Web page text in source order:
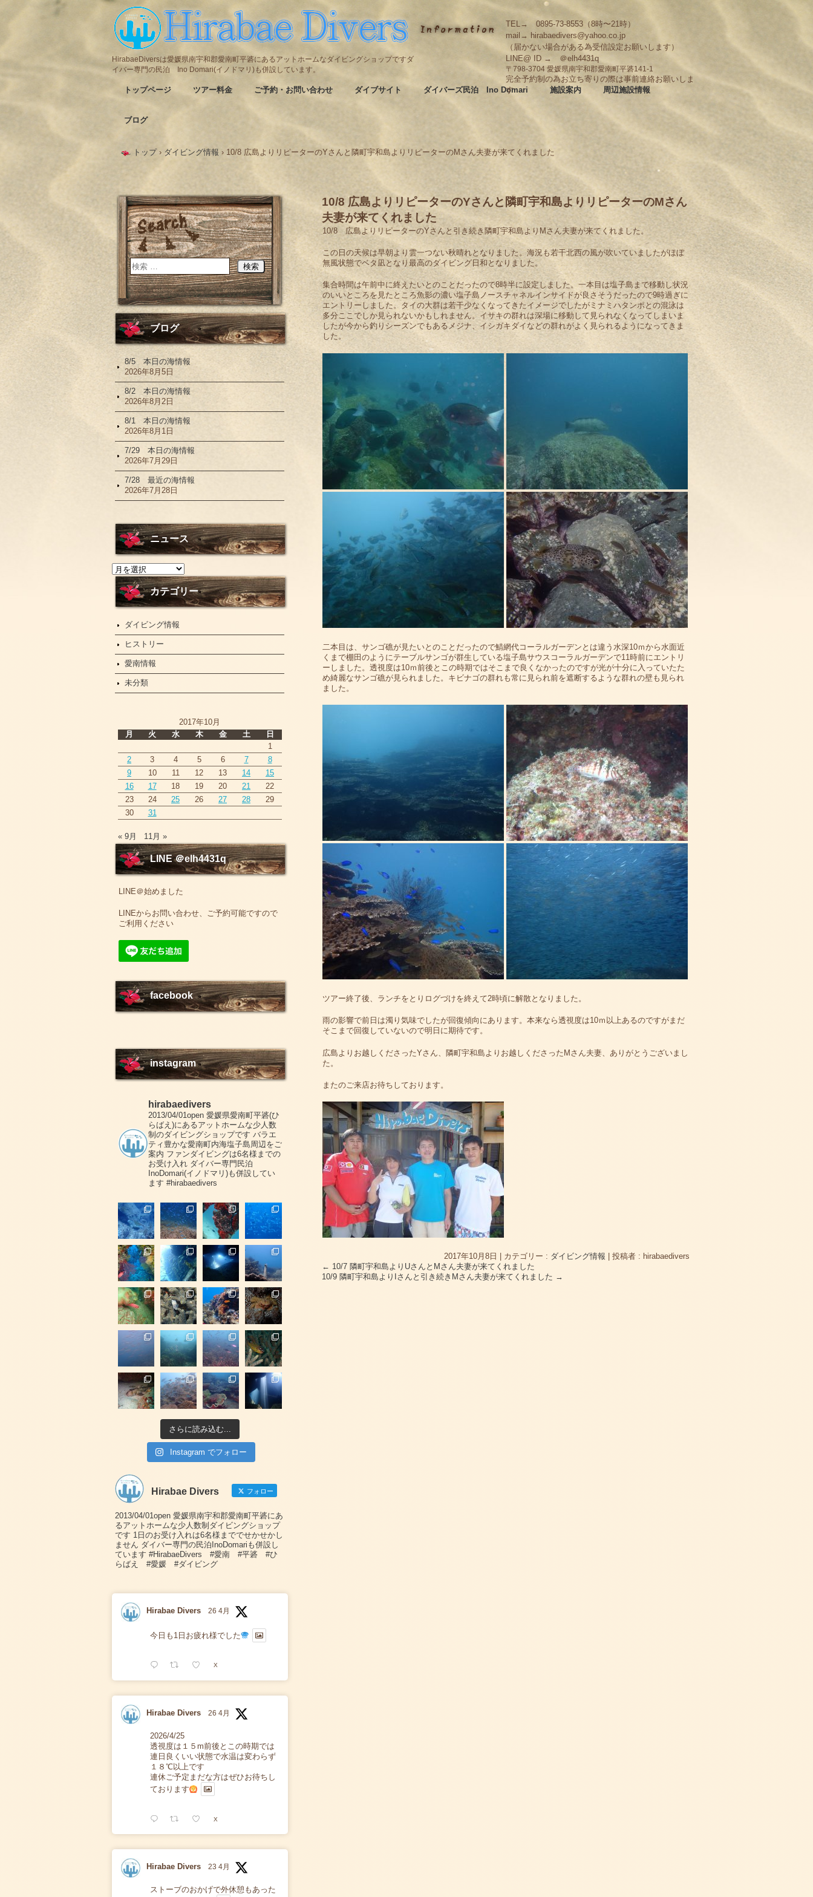
HirabaeDiversは愛媛県南宇和郡愛南町平碆にあるアットホームなダイビングショップですダ
イバー専門の民泊 Ino Domari(イノドマリ)も併設しています。
TEL→ 0895-73-8553（8時〜21時）
mail→ hirabaedivers@yahoo.co.jp
（届かない場合がある為受信設定お願いします）
LINE@ ID → ＠elh4431q
〒798-3704 愛媛県南宇和郡愛南町平碆141-1
完全予約制の為お立ち寄りの際は事前連絡お願いしま
す
トップページ ツアー料金 ご予約・お問い合わせ ダイブサイト ダイバーズ民泊 Ino Domari 施設案内 周辺施設情報
ブログ
トップ › ダイビング情報 › 10/8 広島よりリピーターのYさんと隣町宇和島よりリピーターのMさん夫妻が来てくれました
10/8 広島よりリピーターのYさんと隣町宇和島よりリピーターのMさん
夫妻が来てくれました
10/8 広島よりリピーターのYさんと引き続き隣町宇和島よりMさん夫妻が来てくれました。
この日の天候は早朝より雲一つない秋晴れとなりました。海況も若干北西の風が吹いていましたがほぼ
無風状態でベタ凪となり最高のダイビング日和となりました。
集合時間は午前中に終えたいとのことだったので8時半に設定しました。一本目は塩子島まで移動し状況
のいいところを見たところ魚影の濃い塩子島ノースチャネルインサイドが良さそうだったので9時過ぎに
エントリーしました。タイの大群は若干少なくなってきたイメージでしたがミナミハタンポとの混泳は
多分ここでしか見られないかもしれません。イサキの群れは深場に移動して見られなくなってしまいま
したが今から釣りシーズンでもあるメジナ、イシガキダイなどの群れがよく見られるようになってきま
した。
二本目は、サンゴ礁が見たいとのことだったので鯖網代コーラルガーデンとは違う水深10ｍから水面近
くまで棚田のようにテーブルサンゴが群生している塩子島サウスコーラルガーデンで11時前にエントリ
ーしました。透視度は10ｍ前後とこの時期ではそこまで良くなかったのですが光が十分に入っていたた
め綺麗なサンゴ礁が見られました。キビナゴの群れも常に見られ前を遮断するような群れの壁も見られ
ました。
ツアー終了後、ランチをとりログづけを終えて2時頃に解散となりました。
雨の影響で前日は濁り気味でしたが回復傾向にあります。本来なら透視度は10ｍ以上あるのですがまだ
そこまで回復していないので明日に期待です。
広島よりお越しくださったYさん、隣町宇和島よりお越しくださったMさん夫妻、ありがとうございまし
た。
またのご来店お待ちしております。
2017年10月8日 カテゴリー : ダイビング情報
投稿者 : hirabaedivers
← 10/7 隣町宇和島よりUさんとMさん夫妻が来てくれました
10/9 隣町宇和島よりIさんと引き続きMさん夫妻が来てくれました →
ブログ
8/5 本日の海情報
2026年8月5日
8/2 本日の海情報
2026年8月2日
8/1 本日の海情報
2026年8月1日
7/29 本日の海情報
2026年7月29日
7/28 最近の海情報
2026年7月28日
ニュース
ニ
ュ
ー
カテゴリー
ダイビング情報
ヒストリー
愛南情報
未分類
2017年10月
月
火 水 木 金 土
日
1
2
3 4 5 6 7
8
9
10 11 12 13 14
15
16
17 18 19 20 21
22
23
24 25 26 27 28
29
30
31
« 9月 11月 »
LINE ＠elh4431q
LINE＠始めました
LINEからお問い合わせ、ご予約可能ですので
ご利用ください
facebook
instagram
hirabaedivers
2013/04/01open愛媛県愛南町平碆(ひ
らばえ)にあるアットホームな少人数
制のダイビングショップです バラエ
ティ豊かな愛南町内海塩子島周辺をご
案内 ファンダイビングは6名様までの
お受け入れダイバー専門民泊
InoDomari(イノドマリ)も併設してい
ます #hirabaedivers
さらに読み込む...
Instagram でフォロー
Hirabae Divers フォロー
2013/04/01open 愛媛県南宇和郡愛南町平碆にあ
るアットホームな少人数制ダイビングショップ
です 1日のお受け入れは6名様まででせかせかし
ません ダイバー専門の民泊InoDomariも併設し
ています #HirabaeDivers #愛南 #平碆 #ひ
らばえ #愛媛 #ダイビング
Hirabae Divers 26 4月
今日も1日お疲れ様でした
X
Hirabae Divers 26 4月
2026/4/25
透視度は１５m前後とこの時期では
連日良くいい状態で水温は変わらず
１８℃以上です
連休ご予定まだな方はぜひお待ちし
ております
X
Hirabae Divers 23 4月
ストーブのおかげで外休憩もあった